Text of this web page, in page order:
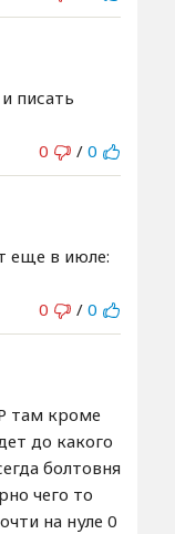
писать
0
/ 0
еще в июле:
0
/ 0
там кроме
до какого
болтовня
чего то
на нуле 0